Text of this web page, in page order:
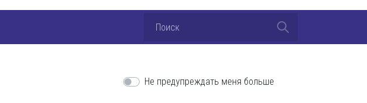
Не предупреждать меня больше